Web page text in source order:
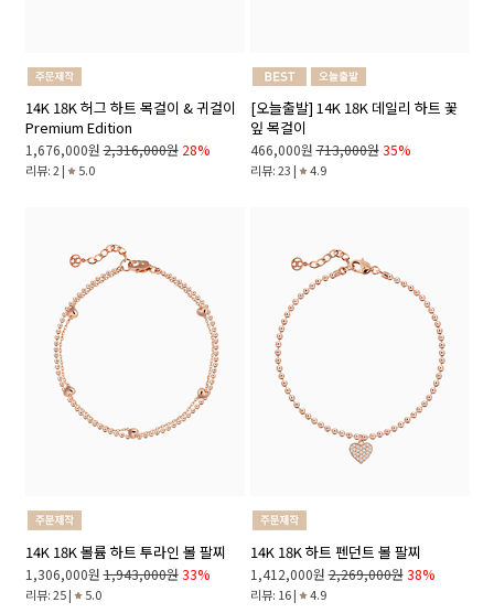
14K 18K 허그 하트 목걸이 & 귀걸이
Premium Edition
1,676,000원 2,316,000원 28%
리뷰: 2 | 5.0
[오늘출발] 14K 18K 데일리 하트 꽃
잎 목걸이
466,000원 713,000원 35%
리뷰: 23 | 4.9
14K 18K 볼륨 하트 투라인 볼 팔찌
1,306,000원 1,943,000원 33%
리뷰: 25 | 5.0
14K 18K 하트 펜던트 볼 팔찌
1,412,000원 2,269,000원 38%
리뷰: 16 | 4.9